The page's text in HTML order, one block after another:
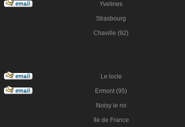
Yvelines
Strasbourg
Chaville (92)
Le locle
Ermont (95)
Noisy le roi
Ile de France